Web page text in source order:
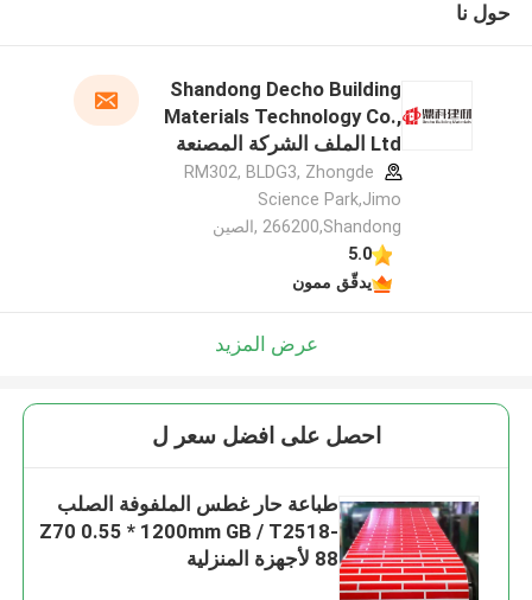
حول نا
Shandong Decho Building
Materials Technology Co.,
Ltd الملف الشركة المصنعة
RM302, BLDG3, Zhongde
Science Park,Jimo
266200,Shandong ,الصين
5.0
يدقّق ممون
عرض المزيد
احصل على افضل سعر ل
طباعة حار غطس الملفوفة الصلب
Z70 0.55 * 1200mm GB / T2518-
88 لأجهزة المنزلية